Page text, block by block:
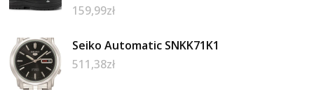
159,99zł
Seiko Automatic SNKK71K1
511,38zł